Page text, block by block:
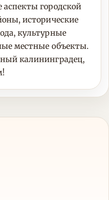
городской
исторические
культурные
местные объекты.
калининградец,